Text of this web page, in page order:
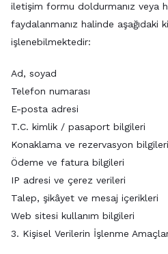
iletişim formu doldurmanız veya
faydalanmanız halinde aşağıdaki
işlenebilmektedir:
Ad, soyad
Telefon numarası
E-posta adresi
T.C. kimlik / pasaport bilgileri
Konaklama ve rezervasyon bilgileri
Ödeme ve fatura bilgileri
IP adresi ve çerez verileri
Talep, şikâyet ve mesaj içerikleri
Web sitesi kullanım bilgileri
3. Kişisel Verilerin İşlenme